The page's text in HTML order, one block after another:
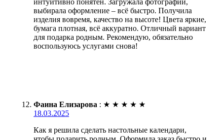
интуитивно понятен. Загружала фотографии,
выбирала оформление – всё быстро. Получила
изделия вовремя, качество на высоте! Цвета яркие,
бумага плотная, всё аккуратно. Отличный вариант
для подарка родным. Рекомендую, обязательно
воспользуюсь услугами снова!
Фаина Елизарова : ★ ★ ★ ★ ★
18.03.2025
Как я решила сделать настольные календари,